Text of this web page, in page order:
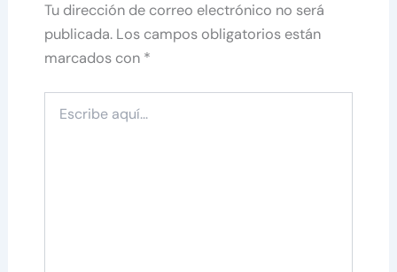
Tu dirección de correo electrónico no será
publicada. Los campos obligatorios están
marcados con *
aquí...